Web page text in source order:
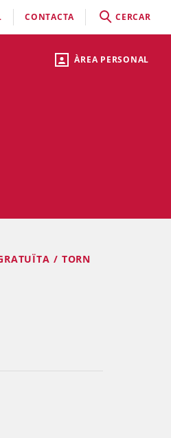
ÀREA PERSONAL
CONTACTA CERCAR
/ TORN